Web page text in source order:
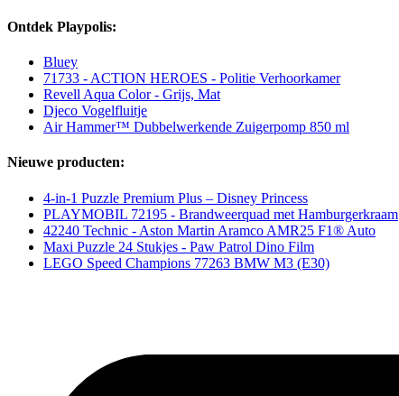
Ontdek Playpolis:
Bluey
71733 - ACTION HEROES - Politie Verhoorkamer
Revell Aqua Color - Grijs, Mat
Djeco Vogelfluitje
Air Hammer™ Dubbelwerkende Zuigerpomp 850 ml
Nieuwe producten:
4-in-1 Puzzle Premium Plus – Disney Princess
PLAYMOBIL 72195 - Brandweerquad met Hamburgerkraam
42240 Technic - Aston Martin Aramco AMR25 F1® Auto
Maxi Puzzle 24 Stukjes - Paw Patrol Dino Film
LEGO Speed Champions 77263 BMW M3 (E30)